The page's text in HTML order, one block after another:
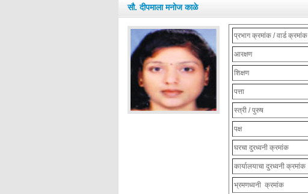
सौ. दीपमाला मनोज काळे
प्रभाग क्रमांक / वार्ड क्रमांक
आरक्षण
शिक्षण
पत्ता
स्त्री / पुरुष
पक्ष
घरचा दुरध्वनी क्रमांक
कार्यालयाचा दुरध्वनी क्रमांक
भ्रमणध्वनी क्रमांक